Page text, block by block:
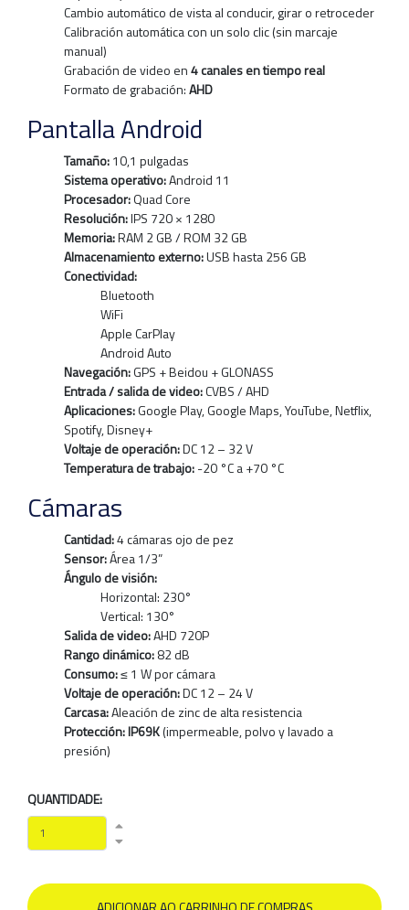
Cambio automático de vista al conducir, girar o retroceder
Calibración automática con un solo clic (sin marcaje
manual)
Grabación de video en4 canales en tiempo real
Formato de grabación:AHD
Pantalla Android
Tamaño:10,1 pulgadas
Sistema operativo:Android 11
Procesador:Quad Core
Resolución:IPS 720 × 1280
Memoria:RAM 2 GB / ROM 32 GB
Almacenamiento externo:USB hasta 256 GB
Conectividad:
Bluetooth
WiFi
Apple CarPlay
Android Auto
Navegación:GPS + Beidou + GLONASS
Entrada / salida de video:CVBS / AHD
Aplicaciones:Google Play, Google Maps, YouTube, Netflix,
Spotify, Disney+
Voltaje de operación:DC 12 – 32 V
Temperatura de trabajo:-20 °C a +70 °C
Cámaras
Cantidad:4 cámaras ojo de pez
Sensor:Área 1/3”
Ángulo de visión:
Horizontal: 230°
Vertical: 130°
Salida de video:AHD 720P
Rango dinámico:82 dB
Consumo:≤ 1 W por cámara
Voltaje de operación:DC 12 – 24 V
Carcasa:Aleación de zinc de alta resistencia
Protección:IP69K(impermeable, polvo y lavado a
presión)
QUANTIDADE: